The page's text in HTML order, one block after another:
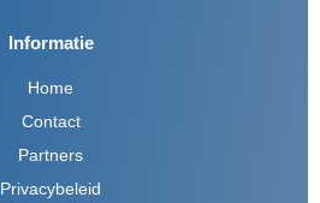
Informatie
Home
Contact
Partners
Privacybeleid